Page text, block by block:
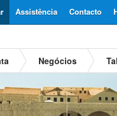
Contacto
Assistência
Negócios